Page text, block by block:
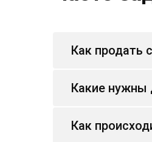
Как продать
Какие нужны
Как